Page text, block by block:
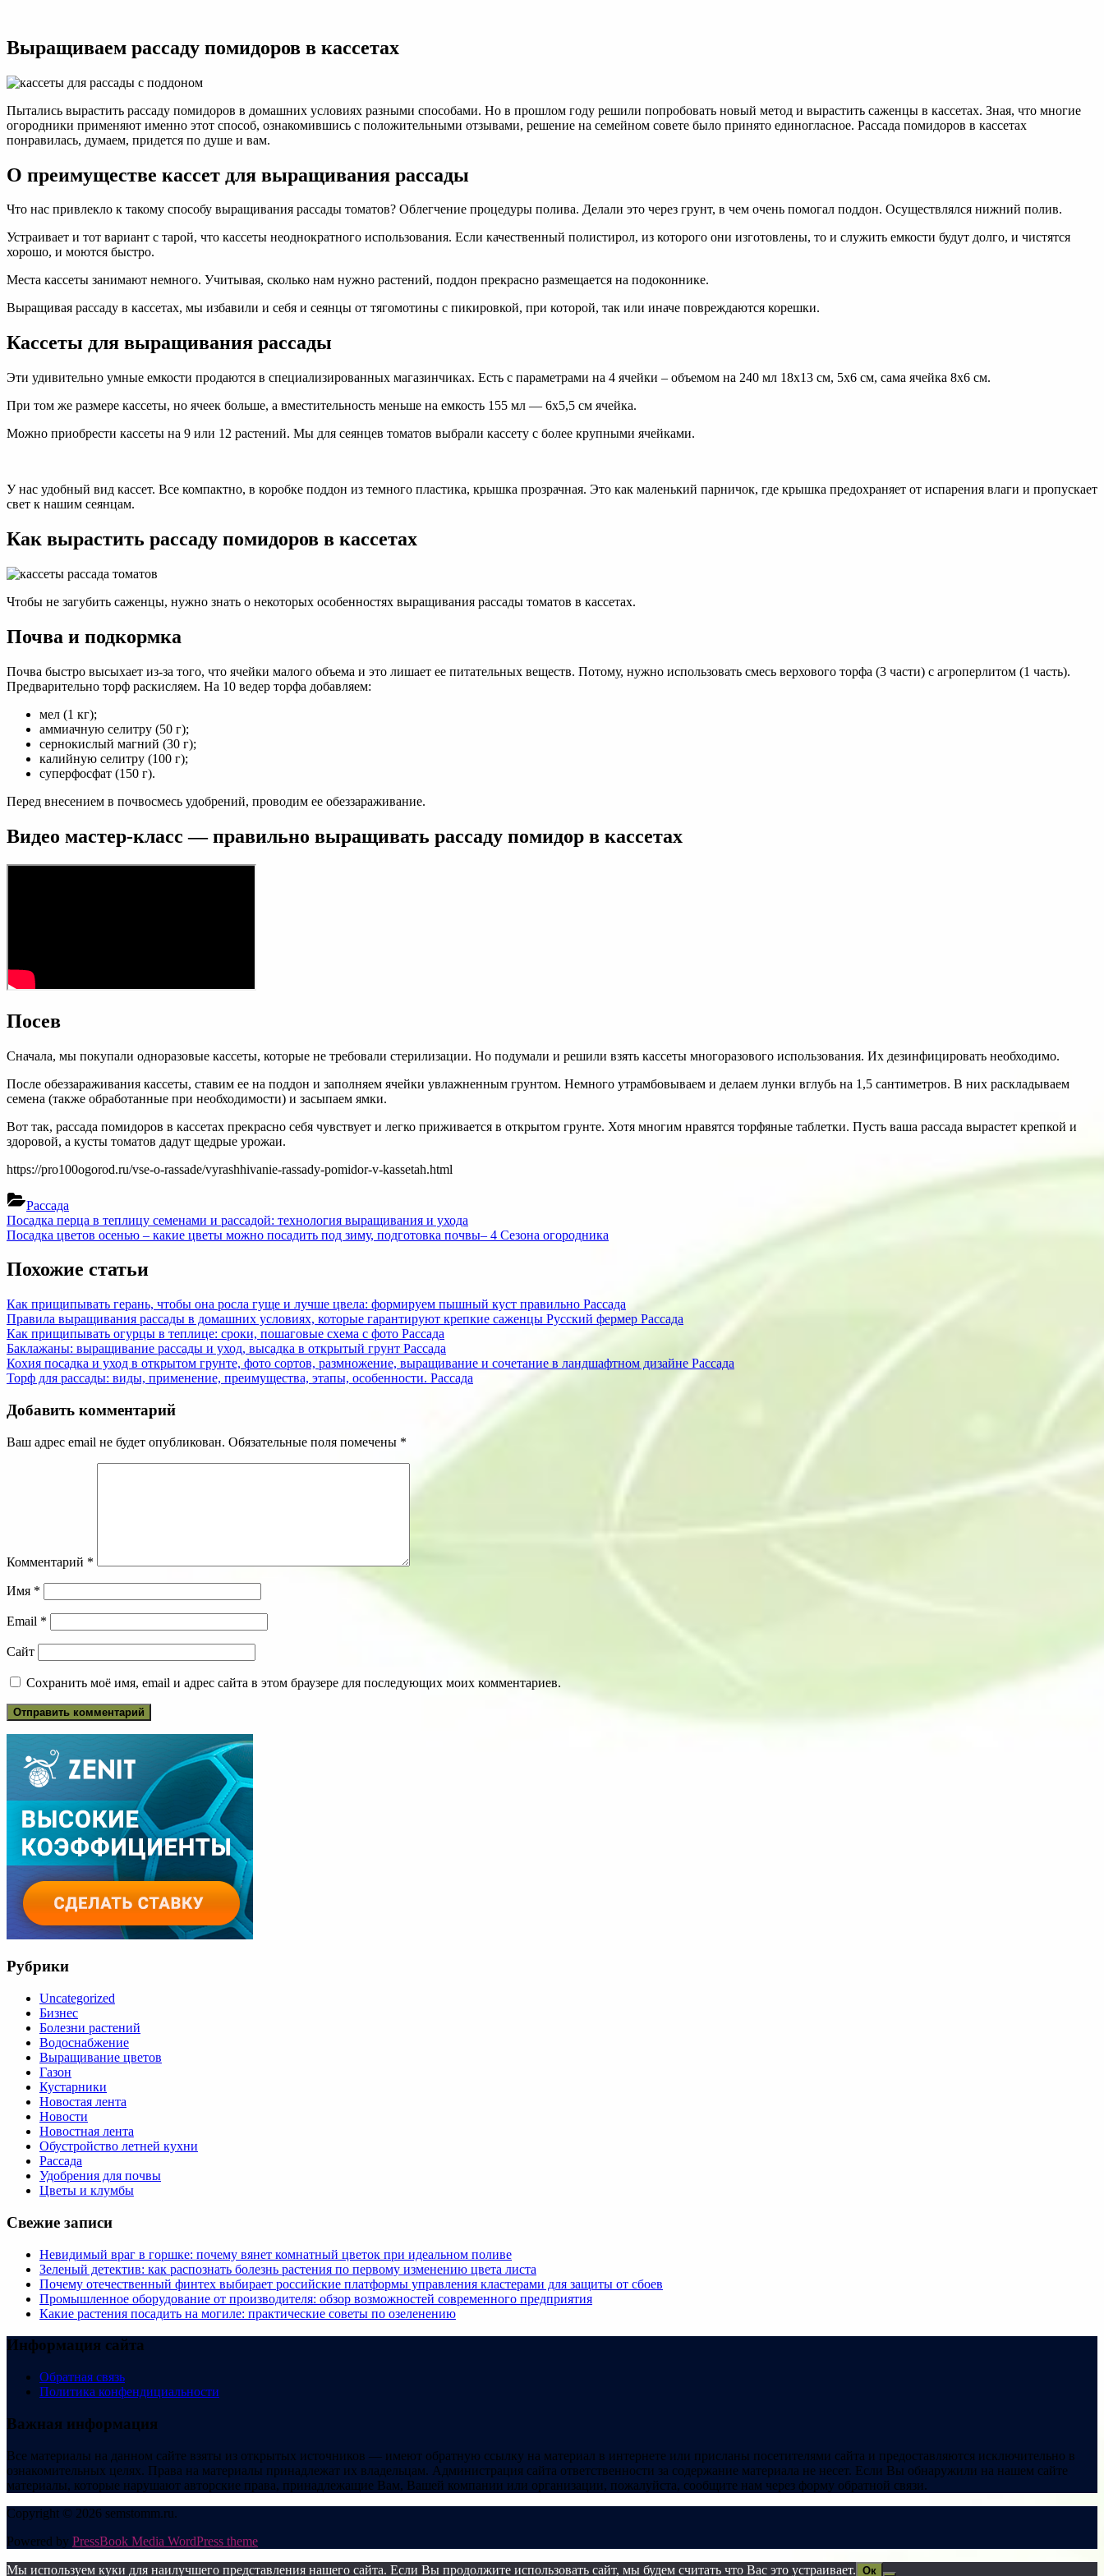
кассетах
вырастить
рассаду
Выращиваем рассаду помидоров в кассетах
Пытались вырастить рассаду помидоров в домашних условиях разными способами. Но в прошлом году решили попробовать новый метод и вырастить саженцы в кассетах. Зная, что многие
огородники применяют именно этот способ, ознакомившись с положительными отзывами, решение на семейном совете было принято единогласное. Рассада помидоров в кассетах
понравилась, думаем, придется по душе и вам.
О преимуществе кассет для выращивания рассады
Что нас привлекло к такому способу выращивания рассады томатов? Облегчение процедуры полива. Делали это через грунт, в чем очень помогал поддон. Осуществлялся нижний полив.
Устраивает и тот вариант с тарой, что кассеты неоднократного использования. Если качественный полистирол, из которого они изготовлены, то и служить емкости будут долго, и чистятся
хорошо, и моются быстро.
Места кассеты занимают немного. Учитывая, сколько нам нужно растений, поддон прекрасно размещается на подоконнике.
Выращивая рассаду в кассетах, мы избавили и себя и сеянцы от тягомотины с пикировкой, при которой, так или иначе повреждаются корешки.
Кассеты для выращивания рассады
Эти удивительно умные емкости продаются в специализированных магазинчиках. Есть с параметрами на 4 ячейки – объемом на 240 мл 18х13 см, 5х6 см, сама ячейка 8х6 см.
При том же размере кассеты, но ячеек больше, а вместительность меньше на емкость 155 мл — 6х5,5 см ячейка.
Можно приобрести кассеты на 9 или 12 растений. Мы для сеянцев томатов выбрали кассету с более крупными ячейками.
У нас удобный вид кассет. Все компактно, в коробке поддон из темного пластика, крышка прозрачная. Это как маленький парничок, где крышка предохраняет от испарения влаги и пропускает
свет к нашим сеянцам.
Как вырастить рассаду помидоров в кассетах
Чтобы не загубить саженцы, нужно знать о некоторых особенностях выращивания рассады томатов в кассетах.
Почва и подкормка
Почва быстро высыхает из-за того, что ячейки малого объема и это лишает ее питательных веществ. Потому, нужно использовать смесь верхового торфа (3 части) с агроперлитом (1 часть).
Предварительно торф раскисляем. На 10 ведер торфа добавляем:
мел (1 кг);
аммиачную селитру (50 г);
сернокислый магний (30 г);
калийную селитру (100 г);
суперфосфат (150 г).
Перед внесением в почвосмесь удобрений, проводим ее обеззараживание.
Видео мастер-класс — правильно выращивать рассаду помидор в кассетах
Посев
Сначала, мы покупали одноразовые кассеты, которые не требовали стерилизации. Но подумали и решили взять кассеты многоразового использования. Их дезинфицировать необходимо.
После обеззараживания кассеты, ставим ее на поддон и заполняем ячейки увлажненным грунтом. Немного утрамбовываем и делаем лунки вглубь на 1,5 сантиметров. В них раскладываем
семена (также обработанные при необходимости) и засыпаем ямки.
Вот так, рассада помидоров в кассетах прекрасно себя чувствует и легко приживается в открытом грунте. Хотя многим нравятся торфяные таблетки. Пусть ваша рассада вырастет крепкой и
здоровой, а кусты томатов дадут щедрые урожаи.
https://pro100ogorod.ru/vse-o-rassade/vyrashhivanie-rassady-pomidor-v-kassetah.html
Рассада
Навигация
по
записям
Previous
Post:
Посадка перца в теплицу семенами и рассадой: технология выращивания и ухода
Next
Посадка цветов осенью – какие цветы можно посадить под зиму, подготовка почвы– 4 Сезона огородника
Похожие статьи
Как прищипывать герань, чтобы она росла гуще и лучше цвела: формируем пышный куст правильно Рассада
Правила выращивания рассады в домашних условиях, которые гарантируют крепкие саженцы Русский фермер Рассада
Как прищипывать огурцы в теплице: сроки, пошаговые схема с фото Рассада
Баклажаны: выращивание рассады и уход, высадка в открытый грунт Рассада
Кохия посадка и уход в открытом грунте, фото сортов, размножение, выращивание и сочетание в ландшафтном дизайне Рассада
Торф для рассады: виды, применение, преимущества, этапы, особенности. Рассада
Добавить комментарий
Ваш адрес email не будет опубликован. Обязательные поля помечены *
Комментарий *
Имя *
Email *
Сайт
Сохранить моё имя, email и адрес сайта в этом браузере для последующих моих комментариев.
Рубрики
Uncategorized
Бизнес
Болезни растений
Водоснабжение
Выращивание цветов
Газон
Кустарники
Новостая лента
Новости
Новостная лента
Обустройство летней кухни
Рассада
Удобрения для почвы
Цветы и клумбы
Свежие записи
Невидимый враг в горшке: почему вянет комнатный цветок при идеальном поливе
Зеленый детектив: как распознать болезнь растения по первому изменению цвета листа
Почему отечественный финтех выбирает российские платформы управления кластерами для защиты от сбоев
Промышленное оборудование от производителя: обзор возможностей современного предприятия
Какие растения посадить на могиле: практические советы по озеленению
Информация сайта
Обратная связь
Политика конфендициальности
Важная информация
Все материалы на данном сайте взяты из открытых источников — имеют обратную ссылку на материал в интернете или присланы посетителями сайта и предоставляются исключительно в
ознакомительных целях. Права на материалы принадлежат их владельцам. Администрация сайта ответственности за содержание материала не несет. Если Вы обнаружили на нашем сайте
материалы, которые нарушают авторские права, принадлежащие Вам, Вашей компании или организации, пожалуйста, сообщите нам через форму обратной связи.
Copyright © 2026 semstomm.ru.
Powered by PressBook Media WordPress theme
Мы используем куки для наилучшего представления нашего сайта. Если Вы продолжите использовать сайт, мы будем считать что Вас это устраивает. Ок